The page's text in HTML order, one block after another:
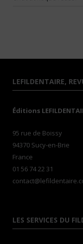
LEFILDENTAIRE,
Éditions
95 rue de Boissy
94370 Sucy-en-Brie
France
01 56 74 22 31
LES SERVICES DU